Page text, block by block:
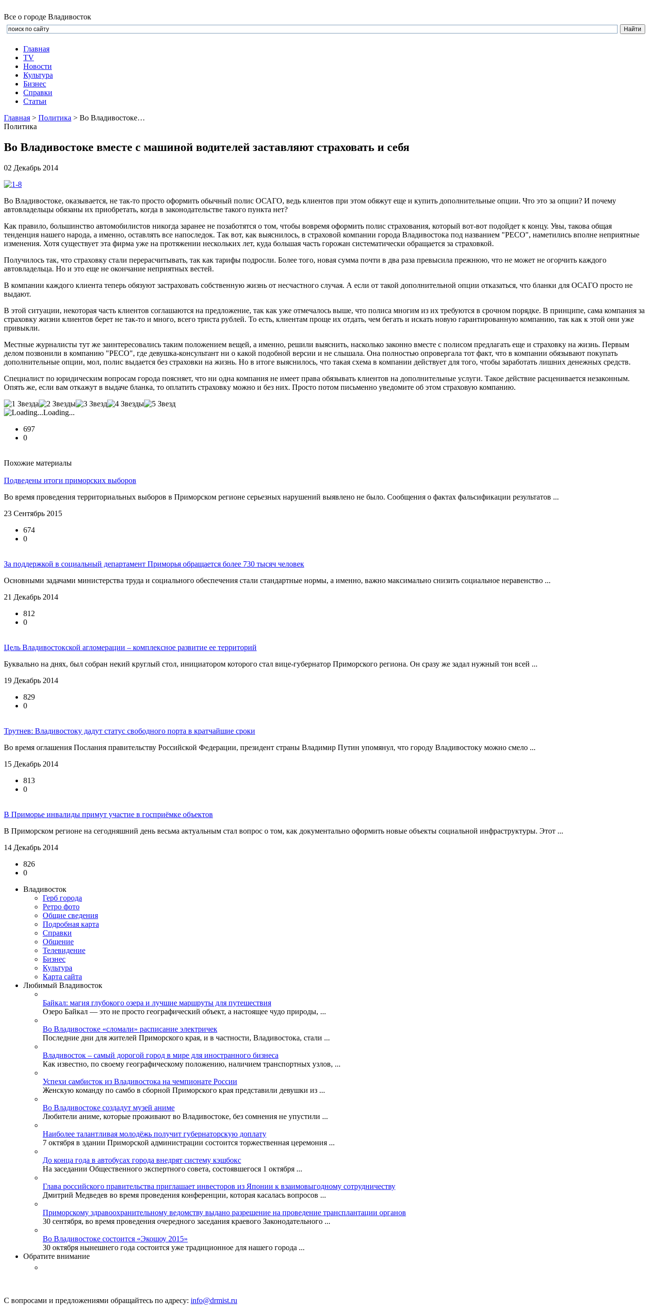
Все о городе Владивосток
Главная
TV
Новости
Культура
Бизнеc
Справки
Статьи
Главная > Политика > Во Владивостоке…
Политика
Во Владивостоке вместе с машиной водителей заставляют страховать и себя
02 Декабрь 2014
Во Владивостоке, оказывается, не так-то просто оформить обычный полис ОСАГО, ведь клиентов при этом обяжут еще и купить дополнительные опции. Что это за опции? И почему
автовладельцы обязаны их приобретать, когда в законодательстве такого пункта нет?
Как правило, большинство автомобилистов никогда заранее не позаботятся о том, чтобы вовремя оформить полис страхования, который вот-вот подойдет к концу. Увы, такова общая
тенденция нашего народа, а именно, оставлять все напоследок. Так вот, как выяснилось, в страховой компании города Владивостока под названием "РЕСО", наметились вполне неприятные
изменения. Хотя существует эта фирма уже на протяжении нескольких лет, куда большая часть горожан систематически обращается за страховкой.
Получилось так, что страховку стали перерасчитывать, так как тарифы подросли. Более того, новая сумма почти в два раза превысила прежнюю, что не может не огорчить каждого
автовладельца. Но и это еще не окончание неприятных вестей.
В компании каждого клиента теперь обязуют застраховать собственную жизнь от несчастного случая. А если от такой дополнительной опции отказаться, что бланки для ОСАГО просто не
выдают.
В этой ситуации, некоторая часть клиентов соглашаются на предложение, так как уже отмечалось выше, что полиса многим из их требуются в срочном порядке. В принципе, сама компания за
страховку жизни клиентов берет не так-то и много, всего триста рублей. То есть, клиентам проще их отдать, чем бегать и искать новую гарантированную компанию, так как к этой они уже
привыкли.
Местные журналисты тут же заинтересовались таким положением вещей, а именно, решили выяснить, насколько законно вместе с полисом предлагать еще и страховку на жизнь. Первым
делом позвонили в компанию "РЕСО", где девушка-консультант ни о какой подобной версии и не слышала. Она полностью опровергала тот факт, что в компании обязывают покупать
дополнительные опции, мол, полис выдается без страховки на жизнь. Но в итоге выяснилось, что такая схема в компании действует для того, чтобы заработать лишних денежных средств.
Специалист по юридическим вопросам города поясняет, что ни одна компания не имеет права обязывать клиентов на дополнительные услуги. Такое действие расценивается незаконным.
Опять же, если вам откажут в выдаче бланка, то оплатить страховку можно и без них. Просто потом письменно уведомите об этом страховую компанию.
Loading...
697
0
Похожие материалы
Подведены итоги приморских выборов
Во время проведения территориальных выборов в Приморском регионе серьезных нарушений выявлено не было. Сообщения о фактах фальсификации результатов ...
23 Сентябрь 2015
674
0
За поддержкой в социальный департамент Приморья обращается более 730 тысяч человек
Основными задачами министерства труда и социального обеспечения стали стандартные нормы, а именно, важно максимально снизить социальное неравенство ...
21 Декабрь 2014
812
0
Цель Владивостокской агломерации – комплексное развитие ее территорий
Буквально на днях, был собран некий круглый стол, инициатором которого стал вице-губернатор Приморского региона. Он сразу же задал нужный тон всей ...
19 Декабрь 2014
829
0
Трутнев: Владивостоку дадут статус свободного порта в кратчайшие сроки
Во время оглашения Послания правительству Российской Федерации, президент страны Владимир Путин упомянул, что городу Владивостоку можно смело ...
15 Декабрь 2014
813
0
В Приморье инвалиды примут участие в госприёмке объектов
В Приморском регионе на сегодняшний день весьма актуальным стал вопрос о том, как документально оформить новые объекты социальной инфраструктуры. Этот ...
14 Декабрь 2014
826
0
Владивосток
Герб города
Ретро фото
Общие сведения
Подробная карта
Справки
Общение
Телевидение
Бизнеc
Культура
Карта сайта
Любимый Владивосток
Байкал: магия глубокого озера и лучшие маршруты для путешествия
Озеро Байкал — это не просто географический объект, а настоящее чудо природы, ...
Во Владивостоке «сломали» расписание электричек
Последние дни для жителей Приморского края, и в частности, Владивостока, стали ...
Владивосток – самый дорогой город в мире для иностранного бизнеса
Как известно, по своему географическому положению, наличием транспортных узлов, ...
Успехи самбисток из Владивостока на чемпионате России
Женскую команду по самбо в сборной Приморского края представили девушки из ...
Во Владивостоке создадут музей аниме
Любители аниме, которые проживают во Владивостоке, без сомнения не упустили ...
Наиболее талантливая молодёжь получит губернаторскую доплату
7 октября в здании Приморской администрации состоится торжественная церемония ...
До конца года в автобусах города внедрят систему кэшбокс
На заседании Общественного экспертного совета, состоявшегося 1 октября ...
Глава российского правительства приглашает инвесторов из Японии к взаимовыгодному сотрудничеству
Дмитрий Медведев во время проведения конференции, которая касалась вопросов ...
Приморскому здравоохранительному ведомству выдано разрешение на проведение трансплантации органов
30 сентября, во время проведения очередного заседания краевого Законодательного ...
Во Владивостоке состоится «Экошоу 2015»
30 октября нынешнего года состоится уже традиционное для нашего города ...
Обратите внимание
С вопросами и предложениями обращайтесь по адресу: info@drmist.ru